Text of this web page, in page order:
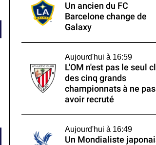
Un ancien du FC
Barcelone change de
Galaxy
Aujourd'hui à 16:59
L'OM n'est pas le seul
des cinq grands
championnats à ne pas
avoir recruté
Aujourd'hui à 16:49
Un Mondialiste